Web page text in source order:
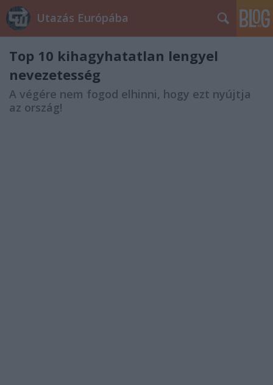
Utazás Európába
Top 10 kihagyhatatlan lengyel
nevezetesség
A végére nem fogod elhinni, hogy ezt nyújtja
az ország!